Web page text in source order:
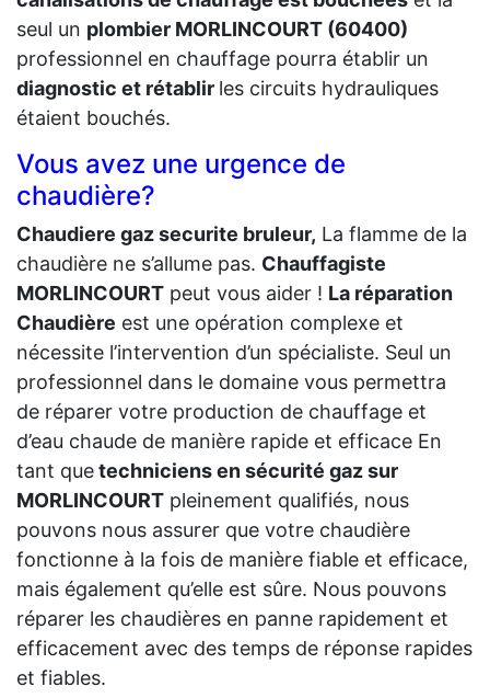
seul un plombier MORLINCOURT (60400)
professionnel en chauffage pourra établir un
diagnostic et rétablir les circuits hydrauliques
étaient bouchés.
Vous avez une urgence de
chaudière?
Chaudiere gaz securite bruleur, La flamme de la
chaudière ne s’allume pas. Chauffagiste
MORLINCOURT peut vous aider ! La réparation
Chaudière est une opération complexe et
nécessite l’intervention d’un spécialiste. Seul un
professionnel dans le domaine vous permettra
de réparer votre production de chauffage et
d’eau chaude de manière rapide et efficace En
tant quetechniciens en sécurité gaz sur
MORLINCOURT pleinement qualifiés, nous
pouvons nous assurer que votre chaudière
fonctionne à la fois de manière fiable et efficace,
mais également qu’elle est sûre. Nous pouvons
réparer les chaudières en panne rapidement et
efficacement avec des temps de réponse rapides
et fiables.